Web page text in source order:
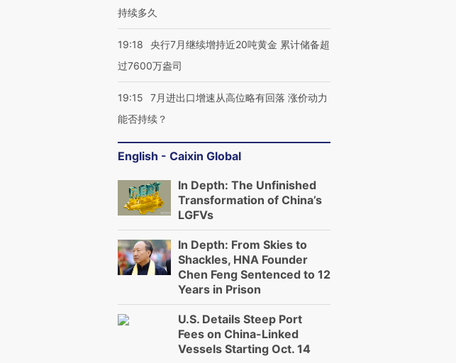
持续多久
19:18
央行7月继续增持近20吨黄金 累计储备超
过7600万盎司
19:15
7月进出口增速从高位略有回落 涨价动力
能否持续？
English - Caixin Global
In Depth: The Unfinished
Transformation of China’s
LGFVs
In Depth: From Skies to
Shackles, HNA Founder
Chen Feng Sentenced to 12
Years in Prison
U.S. Details Steep Port
Fees on China-Linked
Vessels Starting Oct. 14